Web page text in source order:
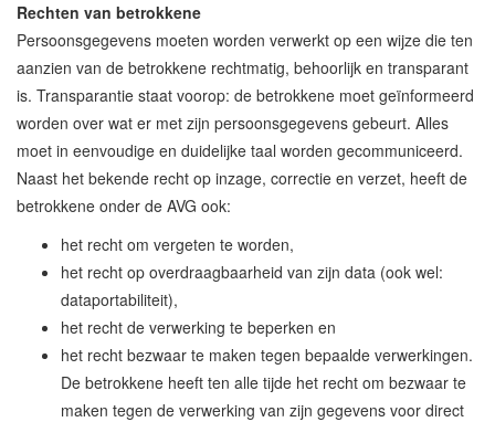
Rechten van betrokkene
Persoonsgegevens moeten worden verwerkt op een wijze die ten
aanzien van de betrokkene rechtmatig, behoorlijk en transparant
is. Transparantie staat voorop: de betrokkene moet geïnformeerd
worden over wat er met zijn persoonsgegevens gebeurt. Alles
moet in eenvoudige en duidelijke taal worden gecommuniceerd.
Naast het bekende recht op inzage, correctie en verzet, heeft de
betrokkene onder de AVG ook:
het recht om vergeten te worden,
het recht op overdraagbaarheid van zijn data (ook wel:
dataportabiliteit),
het recht de verwerking te beperken en
het recht bezwaar te maken tegen bepaalde verwerkingen.
De betrokkene heeft ten alle tijde het recht om bezwaar te
maken tegen de verwerking van zijn gegevens voor direct